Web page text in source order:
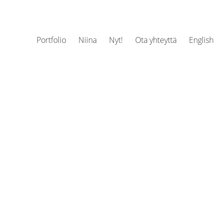
Portfolio Niina Nyt! Ota yhteyttä English